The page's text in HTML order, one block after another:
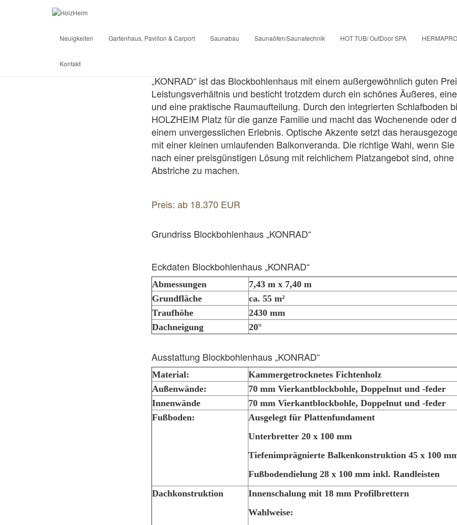
Neuigkeiten Gartenhaus, Pavillon & Carport Saunabau Saunaöfen/Saunatechnik HOT TUB/ OutDoor SPA
Kontakt
„KONRAD“
„KONRAD“ ist das Blockbohlenhaus mit einem außergewöhnlich guten
Leistungsverhältnis und besticht trotzdem durch ein schönes Äußeres,
und eine praktische Raumaufteilung. Durch den integrierten Schlafboden
HOLZHEIM Platz für die ganze Familie und macht das Wochenende oder
einem unvergesslichen Erlebnis. Optische Akzente setzt das
mit einer kleinen umlaufenden Balkonveranda. Die richtige Wahl, wenn
nach einer preisgünstigen Lösung mit reichlichem Platzangebot sind,
Abstriche zu machen.
Preis: ab 18.370 EUR
Grundriss Blockbohlenhaus „KONRAD“
Eckdaten Blockbohlenhaus „KONRAD“
Abmessungen
7,43 m x 7,40 m
Grundfläche
ca. 55 m²
Traufhöhe
2430 mm
Dachneigung
20°
Ausstattung Blockbohlenhaus „KONRAD“
Material:
Kammergetrocknetes Fichtenholz
Außenwände:
70 mm Vierkantblockbohle, Doppelnut und -feder
Innenwände
70 mm Vierkantblockbohle, Doppelnut und -feder
Fußboden:
Ausgelegt für Plattenfundament
Unterbretter 20 x 100 mm
Tiefenimprägnierte Balkenkonstruktion 45 x 100
Fußbodendielung 28 x 100 mm inkl. Randleisten
Dachkonstruktion
Innenschalung mit 18 mm Profilbrettern
Wahlweise: